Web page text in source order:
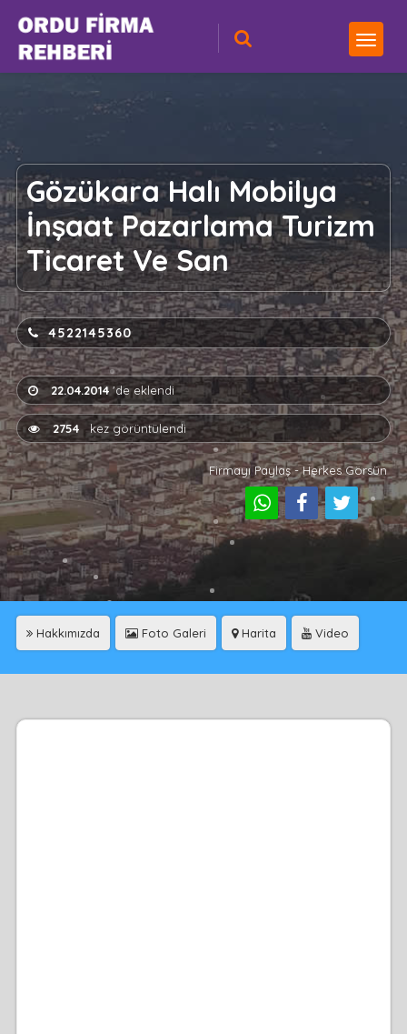
Gözükara Halı Mobilya
İnşaat Pazarlama Turizm
Ticaret Ve San
4522145360
22.04.2014'de eklendi
2754kez görüntülendi
Firmayı Paylaş - Herkes Görsün
Hakkımızda Foto Galeri Harita Video